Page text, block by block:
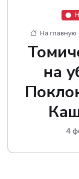
На главную
на
4